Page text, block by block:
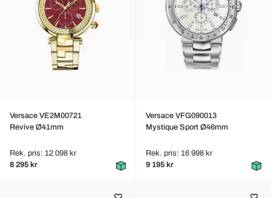
Versace VE2M00721
Revive Ø41mm
Rek. pris: 12 098 kr
8 295 kr
Versace VFG090013
Mystique Sport Ø46mm
Rek. pris: 16 998 kr
9 195 kr